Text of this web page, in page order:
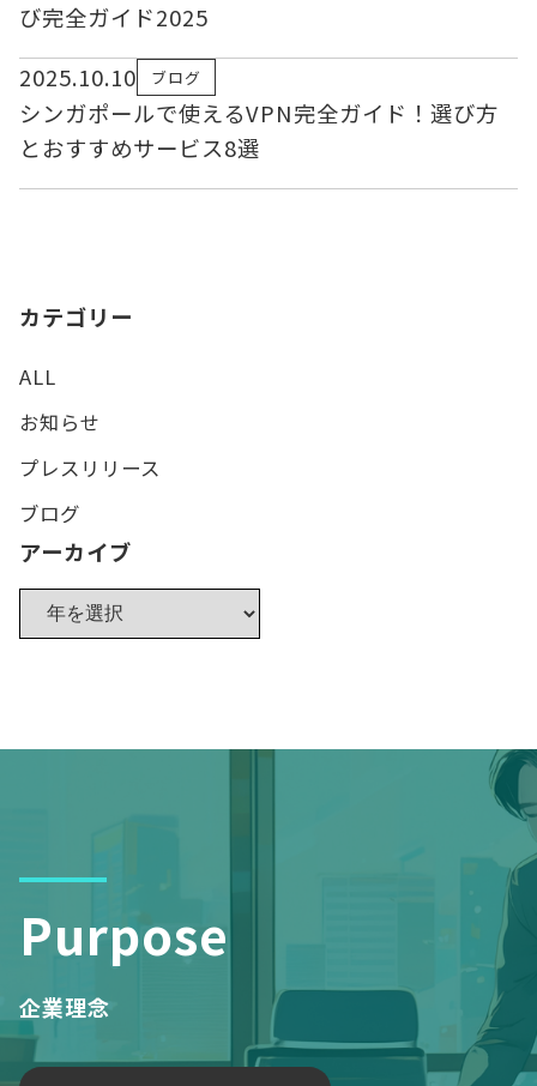
び完全ガイド2025
2025.10.10
ブログ
シンガポールで使えるVPN完全ガイド！選び方
とおすすめサービス8選
カテゴリー
ALL
お知らせ
プレスリリース
ブログ
アーカイブ
Purpose
企業理念